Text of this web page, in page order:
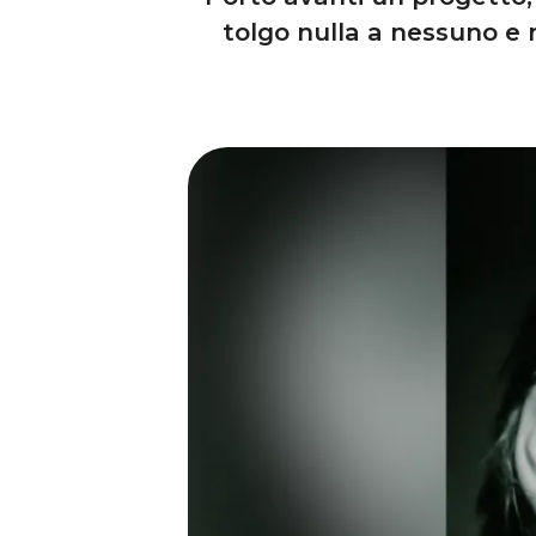
tolgo nulla a nessuno e